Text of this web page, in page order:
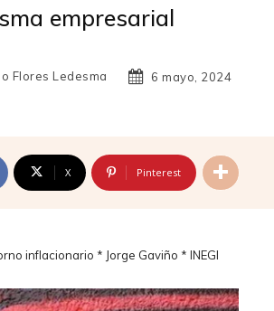
empresarial
Flores Ledesma 6 mayo, 2024
X Pinterest
inflacionario * Jorge Gaviño * INEGI